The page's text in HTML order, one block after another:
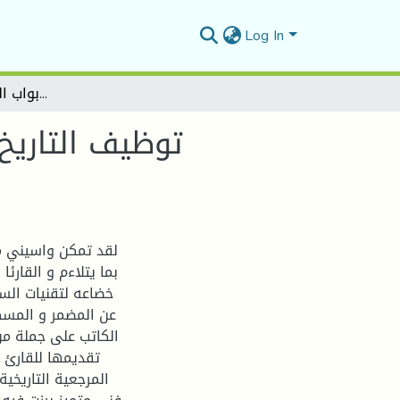
Log In
توظيف التاريخ في رواية الأمير مسالك أبواب الحديد لواسيني الأعرج
توظيف
لقد تمكن واسیني
بما یتلاءم و
خضاعه لتقنیات
عن المضمر و
الكاتب على جملة
تقدیمها
المرجعیة